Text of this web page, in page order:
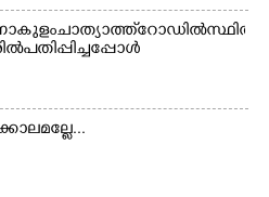
ചാത്യാത്ത് റോഡിൽ സ്ഥിതി
പതിപ്പിച്ചപ്പോൾ